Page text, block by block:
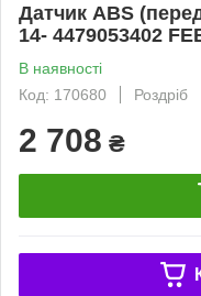
Датчик ABS
14- 4479053402
В наявності
Код: 170680
Роздріб
2 708 ₴